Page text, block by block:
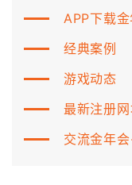
APP下载
经典案例
游戏动态
最新注册
交流金年